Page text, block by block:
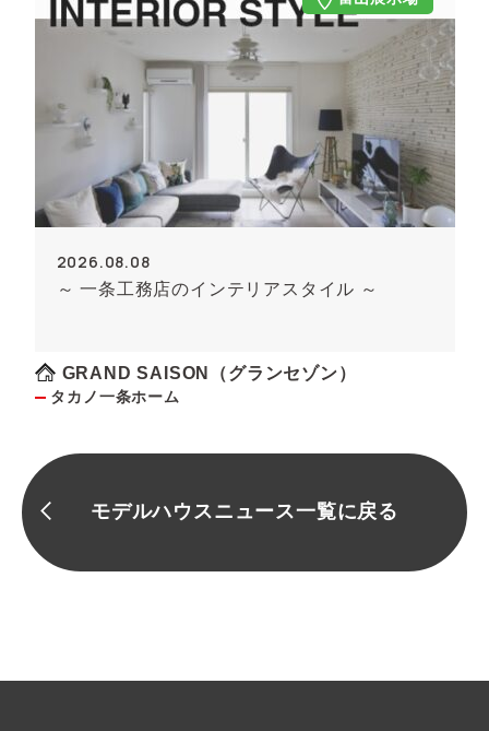
2026.08.08
～ 一条工務店のインテリアスタイル ～
GRAND SAISON（グランセゾン）
タカノ一条ホーム
モデルハウスニュース一覧に戻る